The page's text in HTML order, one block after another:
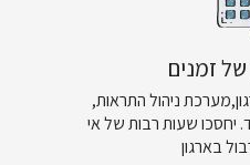
של זמנים
ניהול התראות,
יחסכו שעות רבות של אי
בארגון